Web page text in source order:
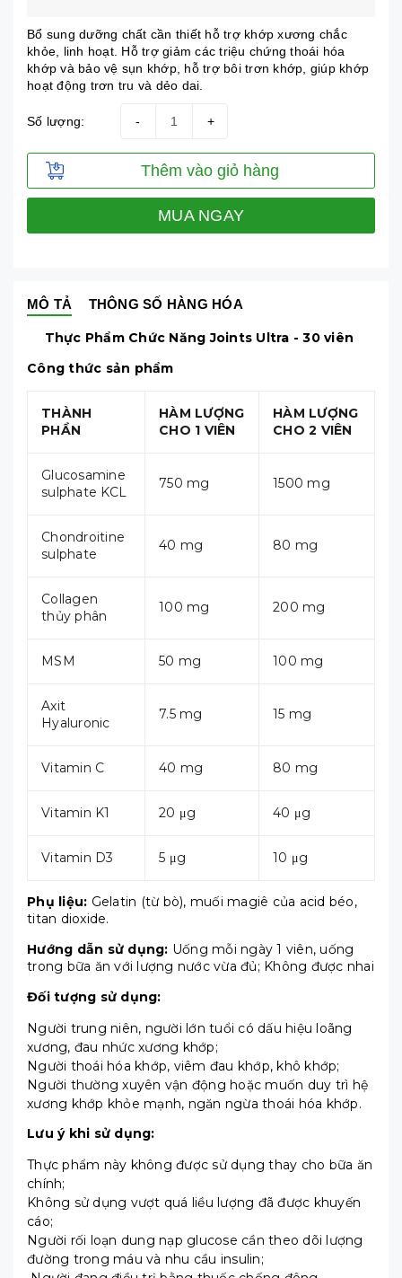
Bổ sung dưỡng chất cần thiết hỗ trợ khớp xương chắc
khỏe, linh hoạt. Hỗ trợ giảm các triệu chứng thoái hóa
khớp và bảo vệ sụn khớp, hỗ trợ bôi trơn khớp, giúp khớp
hoạt động trơn tru và dẻo dai.
Số lượng: +
-
Thêm vào giỏ hàng
MUA NGAY
MÔ TẢ THÔNG SỐ HÀNG HÓA
Thực Phẩm Chức Năng Joints Ultra - 30 viên
Công thức sản phẩm
THÀNH
PHẦN
HÀM LƯỢNG
CHO 1 VIÊN
HÀM LƯỢNG
CHO 2 VIÊN
Glucosamine
sulphate KCL
750 mg 1500 mg
Chondroitine
sulphate
40 mg 80 mg
Collagen
thủy phân
100 mg 200 mg
MSM 50 mg 100 mg
Axit
Hyaluronic
7.5 mg 15 mg
Vitamin C 40 mg 80 mg
Vitamin K1 20 μg 40 μg
Vitamin D3 5 μg 10 μg
Phụ liệu: Gelatin (từ bò), muối magiê của acid béo,
titan dioxide.
Hướng dẫn sử dụng: Uống mỗi ngày 1 viên, uống
trong bữa ăn với lượng nước vừa đủ; Không được nhai
Đối tượng sử dụng:
Người trung niên, người lớn tuổi có dấu hiệu loãng
xương, đau nhức xương khớp;
Người thoái hóa khớp, viêm đau khớp, khô khớp;
Người thường xuyên vận động hoặc muốn duy trì hệ
xương khớp khỏe mạnh, ngăn ngừa thoái hóa khớp.
Lưu ý khi sử dụng:
Thực phẩm này không được sử dụng thay cho bữa ăn
chính;
Không sử dụng vượt quá liều lượng đã được khuyến
cáo;
Người rối loạn dung nạp glucose cần theo dõi lượng
đường trong máu và nhu cầu insulin;